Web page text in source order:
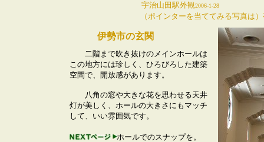
宇治山田駅外観2006-1-28
（ポインターを当ててみる写真は
伊勢市の玄関
二階まで吹き抜けのメインホールは
この地方には珍しく、ひろびろした建築
空間で、開放感があります。
八角の窓や大きな花を思わせる天井
灯が美しく、ホールの大きさにもマッチ
して、いい雰囲気です。
ホールでのスナップを。